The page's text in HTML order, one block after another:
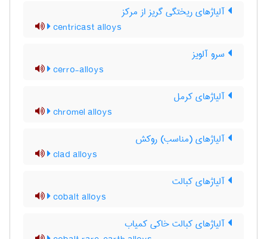
آلیاژهای ریختگی گریز از مرکز
centricast alloys
سرو آلویز
cerro-alloys
آلیاژهای کرمل
chromel alloys
آلیاژهای (مناسب) روکش
clad alloys
آلیاژهای کبالت
cobalt alloys
آلیاژهای کبالت خاکی کمیاب